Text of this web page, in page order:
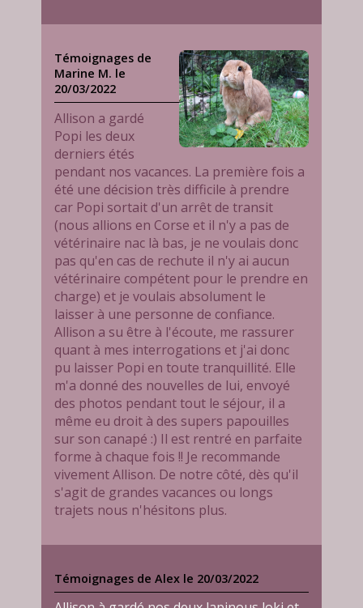
Témoignages de
Marine M. le
20/03/2022
Allison a gardé
Popi les deux
derniers étés
pendant nos vacances. La première fois a
été une décision très difficile à prendre
car Popi sortait d'un arrêt de transit
(nous allions en Corse et il n'y a pas de
vétérinaire nac là bas, je ne voulais donc
pas qu'en cas de rechute il n'y ai aucun
vétérinaire compétent pour le prendre en
charge) et je voulais absolument le
laisser à une personne de confiance.
Allison a su être à l'écoute, me rassurer
quant à mes interrogations et j'ai donc
pu laisser Popi en toute tranquillité. Elle
m'a donné des nouvelles de lui, envoyé
des photos pendant tout le séjour, il a
même eu droit à des supers papouilles
sur son canapé :) Il est rentré en parfaite
forme à chaque fois !! Je recommande
vivement Allison. De notre côté, dès qu'il
s'agit de grandes vacances ou longs
trajets nous n'hésitons plus.
Témoignages de Alex le 20/03/2022